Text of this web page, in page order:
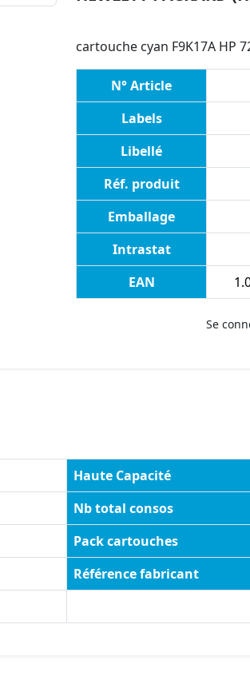
cartouche cyan F9K17A HP
N° Article
Labels
Libellé
Réf. produit
Emballage
Intrastat
EAN
Se
Haute Capacité
Nb total consos
Pack cartouches
Référence fabricant